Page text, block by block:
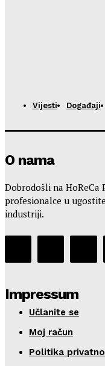
Vijesti Događaji
O nama
Dobrodošli na HoReCa
profesionalce u
industriji.
Impressum
Učlanite se
Moj račun
Politika